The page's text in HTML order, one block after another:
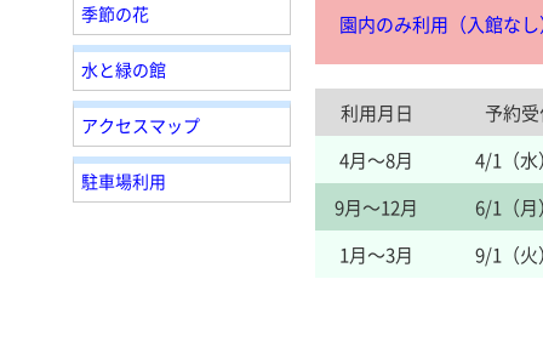
季節の花
水と緑の館
アクセスマップ
駐車場利用
園内のみ利用（入館な
利用月日
予約
4月～8月
4/1（
9月～12月
6/1（
1月～3月
9/1（